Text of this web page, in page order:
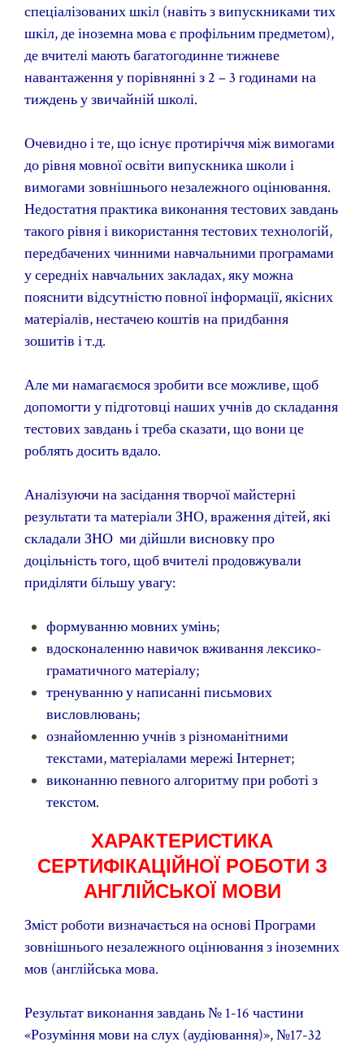
спеціалізованих шкіл (навіть з випускниками тих
шкіл, де іноземна мова є профільним предметом),
де вчителі мають багатогодинне тижневе
навантаження у порівнянні з 2 – 3 годинами на
тиждень у звичайній школі.
Очевидно і те, що існує протиріччя між вимогами
до рівня мовної освіти випускника школи і
вимогами зовнішнього незалежного оцінювання.
Недостатня практика виконання тестових завдань
такого рівня і використання тестових технологій,
передбачених чинними навчальними програмами
у середніх навчальних закладах, яку можна
пояснити відсутністю повної інформації, якісних
матеріалів, нестачею коштів на придбання
зошитів і т.д.
Але ми намагаємося зробити все можливе, щоб
допомогти у підготовці наших учнів до складання
тестових завдань і треба сказати, що вони це
роблять досить вдало.
Аналізуючи на засідання творчої майстерні
результати та матеріали ЗНО, враження дітей, які
складали ЗНО ми дійшли висновку про
доцільність того, щоб вчителі продовжували
приділяти більшу увагу:
формуванню мовних умінь;
вдосконаленню навичок вживання лексико-
граматичного матеріалу;
тренуванню у написанні письмових
висловлювань;
ознайомленню учнів з різноманітними
текстами, матеріалами мережі Інтернет;
виконанню певного алгоритму при роботі з
текстом.
ХАРАКТЕРИСТИКА
СЕРТИФІКАЦІЙНОЇ РОБОТИ З
АНГЛІЙСЬКОЇ МОВИ
Зміст роботи визначається на основі Програми
зовнішнього незалежного оцінювання з іноземних
мов (англійська мова.
Результат виконання завдань № 1-16 частини
«Розуміння мови на слух (аудіювання)», №17-32